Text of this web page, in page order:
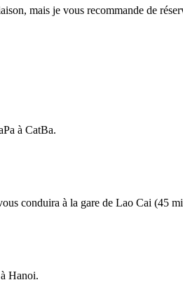
mais je vous recommande de
à CatBa.
conduira à la gare de Lao Cai (45
Hanoi.